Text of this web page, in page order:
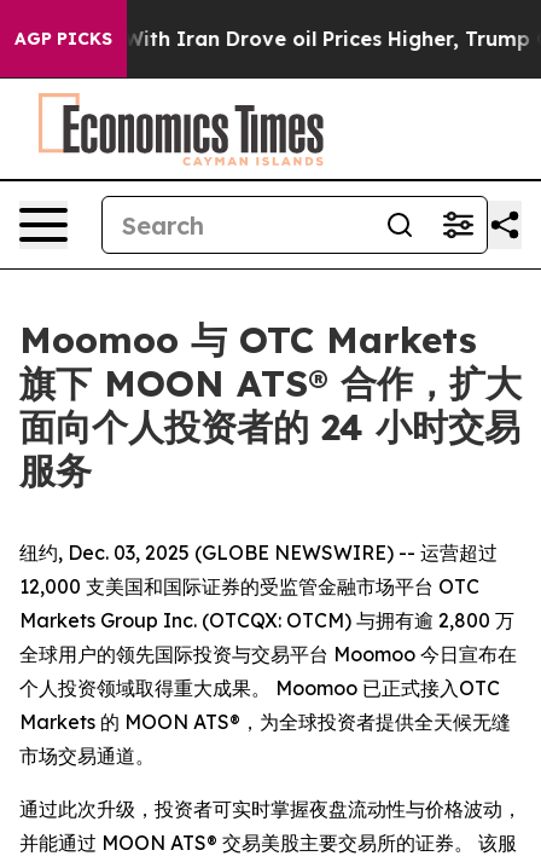
AGP PICKS
As war With Iran Drove oil Prices Higher, Trump
Moomoo 与 OTC Markets
旗下 MOON ATS® 合作，扩大
面向个人投资者的 24 小时交易
服务
纽约, Dec. 03, 2025 (GLOBE NEWSWIRE) -- 运营超过
12,000 支美国和国际证券的受监管金融市场平台 OTC
Markets Group Inc. (OTCQX: OTCM) 与拥有逾 2,800 万
全球用户的领先国际投资与交易平台 Moomoo 今日宣布在
个人投资领域取得重大成果。 Moomoo 已正式接入OTC
Markets 的 MOON ATS®，为全球投资者提供全天候无缝
市场交易通道。
通过此次升级，投资者可实时掌握夜盘流动性与价格波动，
并能通过 MOON ATS® 交易美股主要交易所的证券。 该服